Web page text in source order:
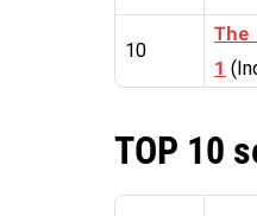
10
1
TOP 10